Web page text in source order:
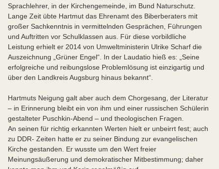
Sprachlehrer, in der Kirchengemeinde, im Bund Naturschutz.
Lange Zeit übte Hartmut das Ehrenamt des Biberberaters mit
großer Sachkenntnis in vermittelnden Gesprächen, Führungen
und Auftritten vor Schulklassen aus. Für diese vorbildliche
Leistung erhielt er 2014 von Umweltministerin Ulrike Scharf die
Auszeichnung „Grüner Engel“. In der Laudatio hieß es: „Seine
erfolgreiche und reibungslose Problemlösung ist einzigartig und
über den Landkreis Augsburg hinaus bekannt“.
Hartmuts Neigung galt aber auch dem Chorgesang, der Literatur
– in Erinnerung bleibt ein von ihm und einer russischen Schülerin
gestalteter Puschkin-Abend – und theologischen Fragen.
An seinen für richtig erkannten Werten hielt er unbeirrt fest; auch
zu DDR- Zeiten hatte er zu seiner Bindung zur evangelischen
Kirche gestanden. Er wusste um den Wert freier
Meinungsäußerung und demokratischer Mitbestimmung; daher